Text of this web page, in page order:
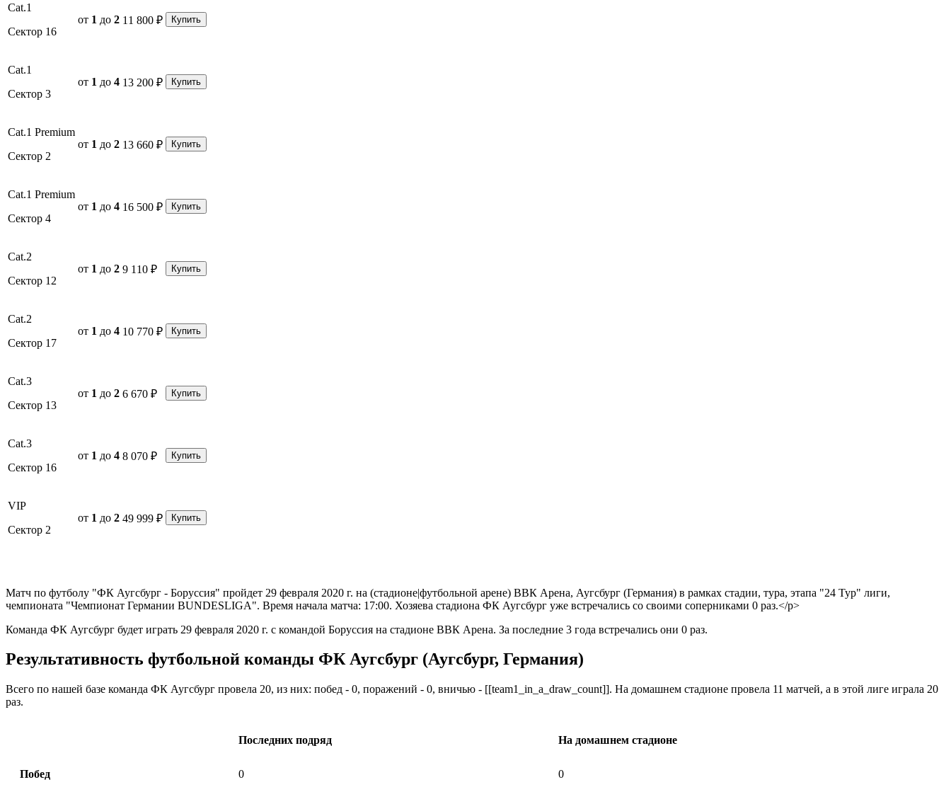
Cat.1
Сектор 16
от 1 до 2 11 800 ₽ Купить
Cat.1
Сектор 3
от 1 до 4 13 200 ₽ Купить
Cat.1 Premium
Сектор 2
от 1 до 2 13 660 ₽ Купить
Cat.1 Premium
Сектор 4
от 1 до 4 16 500 ₽ Купить
Cat.2
Сектор 12
от 1 до 2 9 110 ₽ Купить
Cat.2
Сектор 17
от 1 до 4 10 770 ₽ Купить
Cat.3
Сектор 13
от 1 до 2 6 670 ₽ Купить
Cat.3
Сектор 16
от 1 до 4 8 070 ₽ Купить
VIP
Сектор 2
от 1 до 2 49 999 ₽ Купить
Матч по футболу "ФК Аугсбург - Боруссия" пройдет 29 февраля 2020 г. на (стадионе|футбольной арене) ВВК Арена, Аугсбург (Германия) в рамках стадии, тура, этапа "24 Тур" лиги,
чемпионата "Чемпионат Германии BUNDESLIGA". Время начала матча: 17:00. Хозяева стадиона ФК Аугсбург уже встречались со своими соперниками 0 раз.</p>
Команда ФК Аугсбург будет играть 29 февраля 2020 г. с командой Боруссия на стадионе ВВК Арена. За последние 3 года встречались они 0 раз.
Результативность футбольной команды ФК Аугсбург (Аугсбург, Германия)
Всего по нашей базе команда ФК Аугсбург провела 20, из них: побед - 0, поражений - 0, вничью - [[team1_in_a_draw_count]]. На домашнем стадионе провела 11 матчей, а в этой лиге играла 20
раз.
Последних подряд На домашнем стадионе
Побед 0 0